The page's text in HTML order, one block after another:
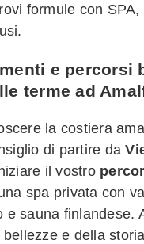
formule con SPA,
e percorsi
terme ad
la costiera
di partire da
il vostro
spa privata con
e sauna finlandese.
e della